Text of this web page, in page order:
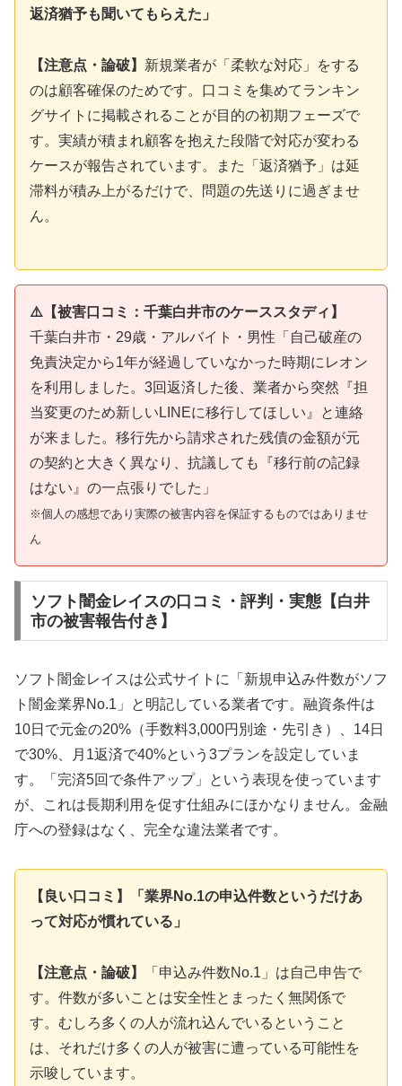
返済猶予も聞いてもらえた」
【注意点・論破】 新規業者が「柔軟な対応」をする
のは顧客確保のためです。口コミを集めてランキン
グサイトに掲載されることが目的の初期フェーズで
す。実績が積まれ顧客を抱えた段階で対応が変わる
ケースが報告されています。また「返済猶予」は延
滞料が積み上がるだけで、問題の先送りに過ぎませ
ん。
⚠️【被害口コミ：千葉白井市のケーススタディ】
千葉白井市・29歳・アルバイト・男性「自己破産の
免責決定から1年が経過していなかった時期にレオン
を利用しました。3回返済した後、業者から突然『担
当変更のため新しいLINEに移行してほしい』と連絡
が来ました。移行先から請求された残債の金額が元
の契約と大きく異なり、抗議しても『移行前の記録
はない』の一点張りでした」
※個人の感想であり実際の被害内容を保証するものではありませ
ん
ソフト闇金レイスの口コミ・評判・実態【白井
市の被害報告付き】
ソフト闇金レイスは公式サイトに「新規申込み件数がソフ
ト闇金業界No.1」と明記している業者です。融資条件は
10日で元金の20%（手数料3,000円別途・先引き）、14日
で30%、月1返済で40%という3プランを設定していま
す。「完済5回で条件アップ」という表現を使っています
が、これは長期利用を促す仕組みにほかなりません。金融
庁への登録はなく、完全な違法業者です。
【良い口コミ】「業界No.1の申込件数というだけあ
って対応が慣れている」
【注意点・論破】
「申込み件数No.1」は自己申告で
す。件数が多いことは安全性とまったく無関係で
す。むしろ多くの人が流れ込んでいるということ
は、それだけ多くの人が被害に遭っている可能性を
示唆しています。